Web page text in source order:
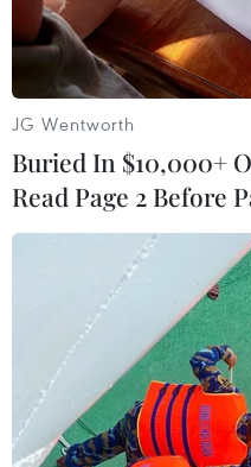
CO2.
Ảnh minh
Ngày 20/5, chính
JG Wentworth
Buried In $10,000+
Read Page 2 Before